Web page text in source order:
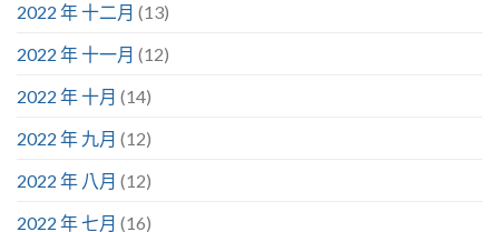
2022 年 十二月 (13)
2022 年 十一月 (12)
2022 年 十月 (14)
2022 年 九月 (12)
2022 年 八月 (12)
2022 年 七月 (16)